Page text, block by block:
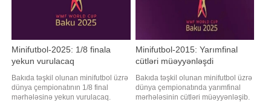
Minifutbol-2025: 1/8 finala
yekun vurulacaq
Bakıda təşkil olunan minifutbol üzrə
dünya çempionatının 1/8 final
mərhələsinə yekun vurulacaq.
Minifutbol-2015: Yarımfinal
cütləri müəyyənləşdi
Bakıda təşkil olunan minifutbol üzrə
dünya çempionatında yarımfinal
mərhələsinin cütləri müəyyənləşib.